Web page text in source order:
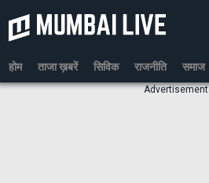
होम ताजा ख़बरें सिविक राजनीति समाज
Advertisement